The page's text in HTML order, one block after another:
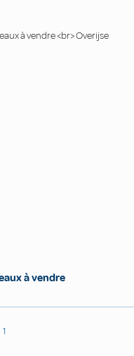
à vendre
1